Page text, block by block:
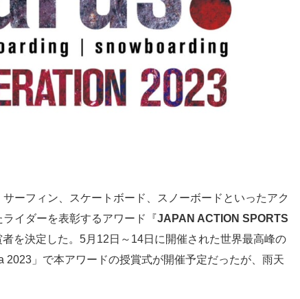
ーフィン、スケートボード、スノーボードといったアク
イダーを表彰するアワード『JAPAN ACTION SPORTS
者を決定した。5月12日～14日に開催された世界最高峰の
」で本アワードの授賞式が開催予定だったが、雨天